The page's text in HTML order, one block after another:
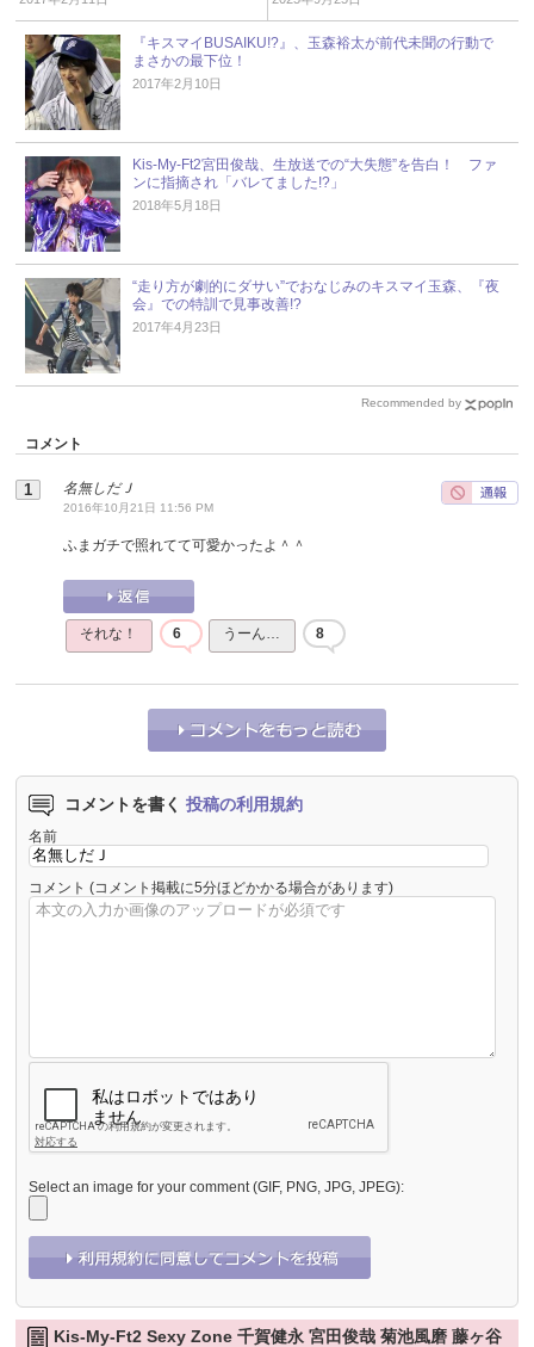
『キスマイBUSAIKU!?』、玉森裕太が前代未聞の行動で
まさかの最下位！
2017年2月10日
Kis-My-Ft2宮田俊哉、生放送での“大失態”を告白！ ファ
ンに指摘され「バレてました!?」
2018年5月18日
“走り方が劇的にダサい”でおなじみのキスマイ玉森、『夜
会』での特訓で見事改善!?
2017年4月23日
Recommended by
コメント
名無しだＪ
2016年10月21日 11:56 PM
ふまガチで照れてて可愛かったよ＾＾
それな！ 6 うーん… 8
コメントを書く 投稿の利用規約
名前
コメント (コメント掲載に5分ほどかかる場合があります)
Select an image for your comment (GIF, PNG, JPG, JPEG):
Kis-My-Ft2 Sexy Zone 千賀健永 宮田俊哉 菊池風磨 藤ヶ谷